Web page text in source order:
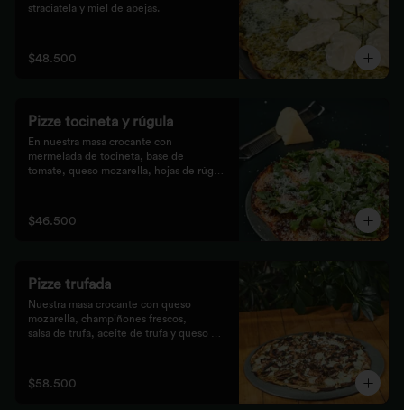
straciatela y miel de abejas.
$48.500
Pizze tocineta y rúgula
En nuestra masa crocante con
mermelada de tocineta, base de
tomate, queso mozarella, hojas de rúgula
$46.500
Pizze trufada
Nuestra masa crocante con queso
mozarella, champiñones frescos,
salsa de trufa, aceite de trufa y queso
$58.500